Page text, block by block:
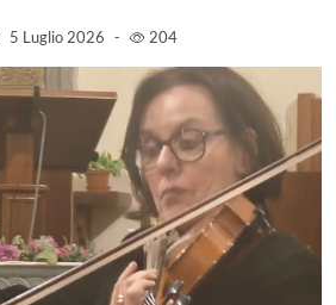
5 Luglio 2026 - 204